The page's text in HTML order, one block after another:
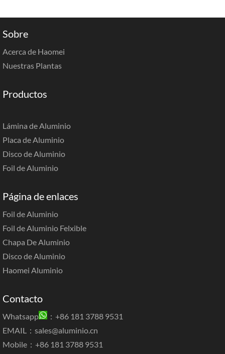
Sobre
Acerca de Haomei
Nuestras Plantas
Productos
Lámina de Aluminio
Placa de Aluminio
Disco de Aluminio
Foil de Aluminio
Página de enlaces
Foil de Aluminio
Foil de Aluminio Felxible
Chapa De Aluminio
Disco de Aluminio
Haomei Aluminio
Contacto
Whatsapp
：+86 181 3788 9531
EMAIL： sales@aluminio.cn
Mobile：+86 181 3788 9531